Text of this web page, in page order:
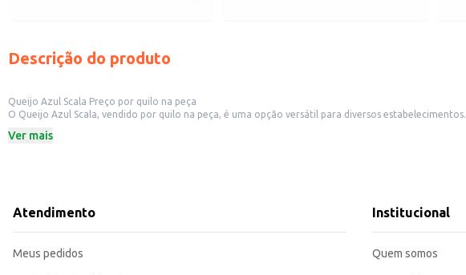
Descrição do produto
Queijo Azul Scala Preço por quilo na peça
O Queijo Azul Scala, vendido por quilo na peça, é uma opção versátil para diversos estabelecimentos. Sua apresentação em peça permite flexibilidade no atendimento de diferentes demandas, seja para revenda em lojas de queijos e
Dicas de uso:
escolha eficiente para o seu negócio.
Marca: Scala
Categoria: Queijo especial
Ver mais
Atendimento
Meus pedidos
Institucional
Quem somos